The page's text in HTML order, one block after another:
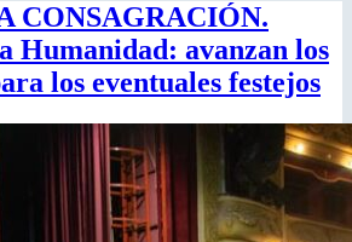
CONSAGRACIÓN.
Humanidad: avanzan los
los eventuales festejos